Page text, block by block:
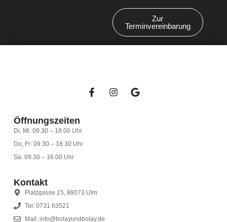
Zur
Terminvereinbarung
Kontakt
Platzgasse 15, 89073 Ulm
Tel: 0731 63521
Mail: info@bolayundbolay.de
Öffnungszeiten
Di, Mi: 09.30 – 18.00 Uhr
Do, Fr: 09.30 – 18.30 Uhr
Sa: 09.30 – 16.00 Uhr